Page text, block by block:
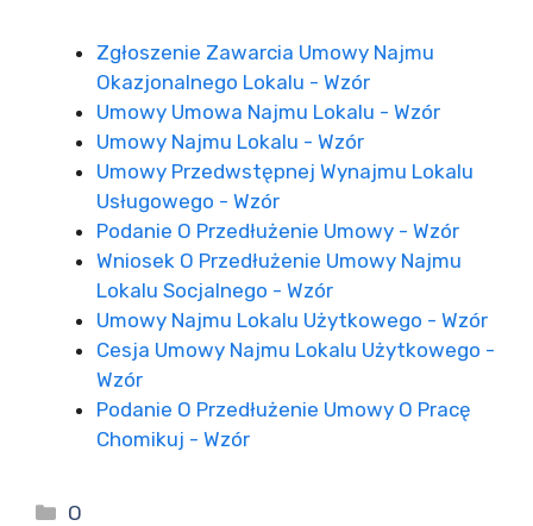
Zgłoszenie Zawarcia Umowy Najmu
Okazjonalnego Lokalu - Wzór
Umowy Umowa Najmu Lokalu - Wzór
Umowy Najmu Lokalu - Wzór
Umowy Przedwstępnej Wynajmu Lokalu
Usługowego - Wzór
Podanie O Przedłużenie Umowy - Wzór
Wniosek O Przedłużenie Umowy Najmu
Lokalu Socjalnego - Wzór
Umowy Najmu Lokalu Użytkowego - Wzór
Cesja Umowy Najmu Lokalu Użytkowego -
Wzór
Podanie O Przedłużenie Umowy O Pracę
Chomikuj - Wzór
Kategorie
O